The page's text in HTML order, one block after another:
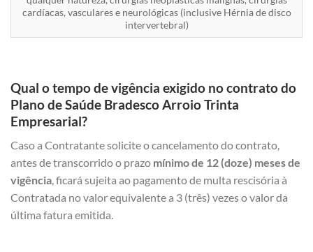
cardíacas, vasculares e neurológicas (inclusive Hérnia de disco
intervertebral)
Qual o tempo de vigência exigido no contrato do
Plano de Saúde Bradesco Arroio Trinta
Empresarial?
Caso a Contratante solicite o cancelamento do contrato,
antes de transcorrido o prazo mínimo de 12 (doze) meses de
vigência, ficará sujeita ao pagamento de multa rescisória à
Contratada no valor equivalente a 3 (três) vezes o valor da
última fatura emitida.